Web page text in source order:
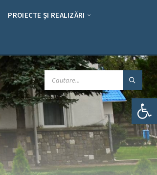
Deschide bara de unelte
PROIECTE ȘI REALIZĂRI
CAUTARE: